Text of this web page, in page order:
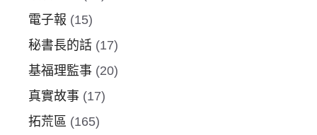
電子報 (15)
秘書長的話 (17)
基福理監事 (20)
真實故事 (17)
拓荒區 (165)